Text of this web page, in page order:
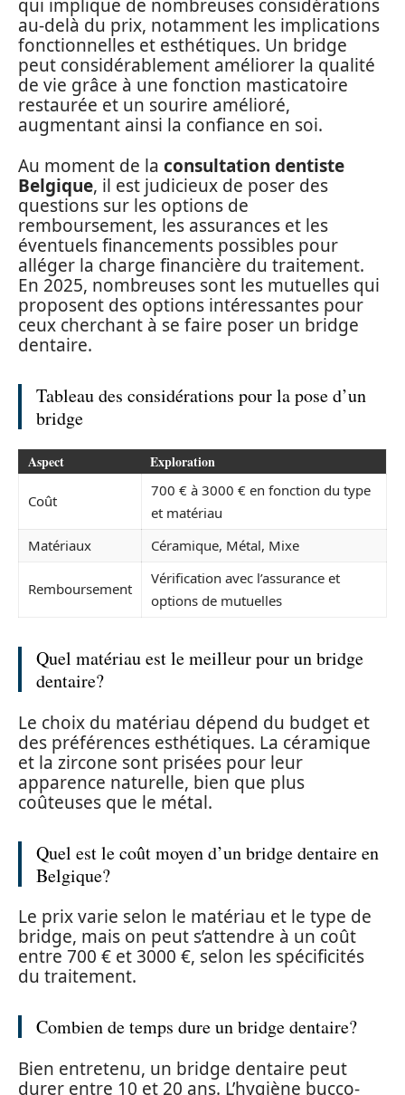
qui implique de nombreuses considérations
au-delà du prix, notamment les implications
fonctionnelles et esthétiques. Un bridge
peut considérablement améliorer la qualité
de vie grâce à une fonction masticatoire
restaurée et un sourire amélioré,
augmentant ainsi la confiance en soi.
Au moment de la consultation dentiste
Belgique, il est judicieux de poser des
questions sur les options de
remboursement, les assurances et les
éventuels financements possibles pour
alléger la charge financière du traitement.
En 2025, nombreuses sont les mutuelles qui
proposent des options intéressantes pour
ceux cherchant à se faire poser un bridge
dentaire.
Tableau des considérations pour la pose d’un
bridge
Aspect Exploration
Coût
700 € à 3000 € en fonction du type
et matériau
Matériaux
Céramique, Métal, Mixe
Remboursement
Vérification avec l’assurance et
options de mutuelles
Quel matériau est le meilleur pour un bridge
dentaire?
Le choix du matériau dépend du budget et
des préférences esthétiques. La céramique
et la zircone sont prisées pour leur
apparence naturelle, bien que plus
coûteuses que le métal.
Quel est le coût moyen d’un bridge dentaire en
Belgique?
Le prix varie selon le matériau et le type de
bridge, mais on peut s’attendre à un coût
entre 700 € et 3000 €, selon les spécificités
du traitement.
Combien de temps dure un bridge dentaire?
Bien entretenu, un bridge dentaire peut
durer entre 10 et 20 ans. L’hygiène bucco-